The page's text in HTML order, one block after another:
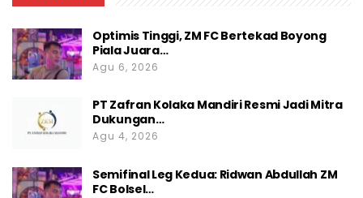
Optimis Tinggi, ZM FC Bertekad Boyong
Piala Juara…
Agu 6, 2026
PT Zafran Kolaka Mandiri Resmi Jadi Mitra
Dukungan…
Agu 4, 2026
Semifinal Leg Kedua: Ridwan Abdullah ZM
FC Bolsel…